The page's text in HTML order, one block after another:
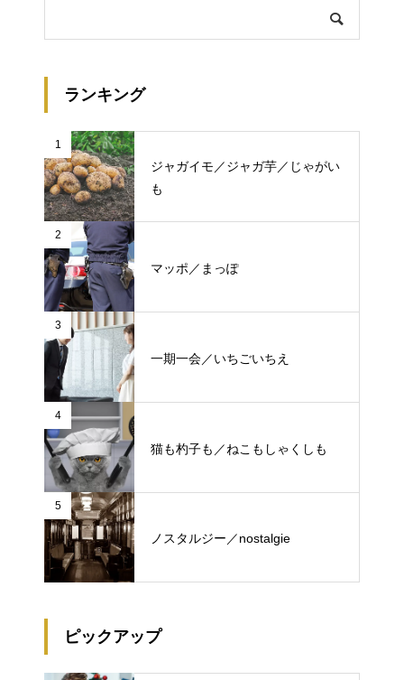
ランキング
1
ジャガイモ／ジャガ芋／じゃがい
も
2
マッポ／まっぽ
3
一期一会／いちごいちえ
4
猫も杓子も／ねこもしゃくしも
5
ノスタルジー／nostalgie
ピックアップ